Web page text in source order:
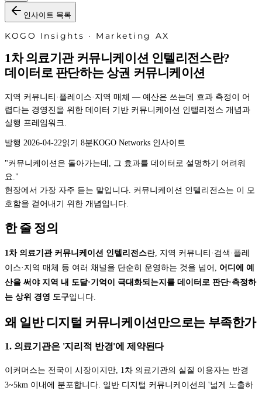
인사이트 목록
KOGO Insights · Marketing AX
1차 의료기관 커뮤니케이션 인텔리전스란?
데이터로 판단하는 상권 커뮤니케이션
지역 커뮤니티·플레이스·지역 매체 — 예산은 쓰는데 효과 측정이 어
렵다는 경영진을 위한 데이터 기반 커뮤니케이션 인텔리전스 개념과
실행 프레임워크.
발행 2026-04-22읽기 8분KOGO Networks 인사이트
"커뮤니케이션은 돌아가는데, 그 효과를 데이터로 설명하기 어려워
요."
현장에서 가장 자주 듣는 말입니다. 커뮤니케이션 인텔리전스는 이 모
호함을 걷어내기 위한 개념입니다.
한 줄 정의
1차 의료기관 커뮤니케이션 인텔리전스란, 지역 커뮤니티·검색·플레
이스·지역 매체 등 여러 채널을 단순히 운영하는 것을 넘어, 어디에 예
산을 써야 지역 내 도달·기억이 극대화되는지를 데이터로 판단·측정하
는 상위 경영 도구입니다.
왜 일반 디지털 커뮤니케이션만으로는 부족한가
1. 의료기관은 '지리적 반경'에 제약된다
이커머스는 전국이 시장이지만, 1차 의료기관의 실질 이용자는 반경
3~5km 이내에 분포합니다. 일반 디지털 커뮤니케이션의 '넓게 노출하